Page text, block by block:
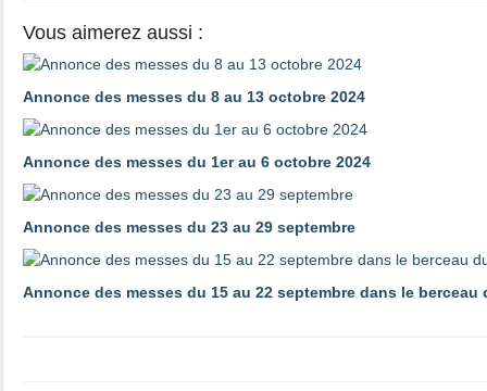
Vous aimerez aussi :
Annonce des messes du 8 au 13 octobre 2024
Annonce des messes du 1er au 6 octobre 2024
Annonce des messes du 23 au 29 septembre
Annonce des messes du 15 au 22 septembre dans le berceau